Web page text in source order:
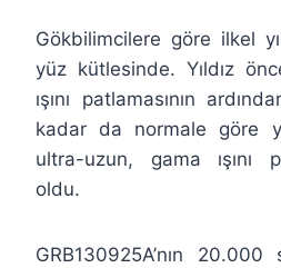
Gökbilimcilere göre ilkel
yüz kütlesinde. Yıldız
ışını patlamasının
kadar da normale göre
ultra-uzun, gama ışını
oldu.
GRB130925A’nın